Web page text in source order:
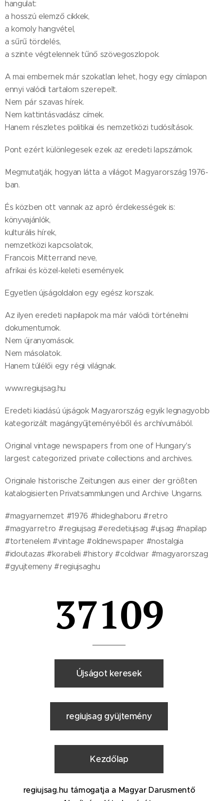
hangulat:
a hosszú elemző cikkek,
a komoly hangvétel,
a sűrű tördelés,
a szinte végtelennek tűnő szövegoszlopok.
A mai embernek már szokatlan lehet, hogy egy címlapon
ennyi valódi tartalom szerepelt.
Nem pár szavas hírek.
Nem kattintásvadász címek.
Hanem részletes politikai és nemzetközi tudósítások.
Pont ezért különlegesek ezek az eredeti lapszámok.
Megmutatják, hogyan látta a világot Magyarország 1976-
ban.
És közben ott vannak az apró érdekességek is:
könyvajánlók,
kulturális hírek,
nemzetközi kapcsolatok,
Francois Mitterrand neve,
afrikai és közel-keleti események.
Egyetlen újságoldalon egy egész korszak.
Az ilyen eredeti napilapok ma már valódi történelmi
dokumentumok.
Nem újranyomások.
Nem másolatok.
Hanem túlélői egy régi világnak.
www.regiujsag.hu
Eredeti kiadású újságok Magyarország egyik legnagyobb
kategorizált magángyűjteményéből és archívumából.
Original vintage newspapers from one of Hungary's
largest categorized private collections and archives.
Originale historische Zeitungen aus einer der größten
katalogisierten Privatsammlungen und Archive Ungarns.
#magyarnemzet #1976 #hideghaboru #retro
#magyarretro #regiujsag #eredetiujsag #ujsag #napilap
#tortenelem #vintage #oldnewspaper #nostalgia
#idoutazas #korabeli #history #coldwar #magyarorszag
#gyujtemeny #regiujsaghu
37109
Újságot keresek
regiujsag gyüjtemény
Kezdőlap
regiujsag.hu támogatja a Magyar Darusmentő